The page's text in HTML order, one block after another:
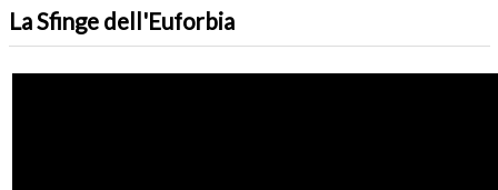
La Sfinge dell'Euforbia